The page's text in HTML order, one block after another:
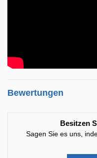
Bewertungen
Besitzen
Sagen Sie es uns,